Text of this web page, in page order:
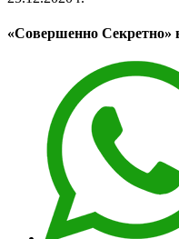
«Совершенно Секретно»